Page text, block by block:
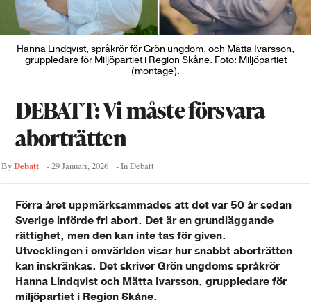
Hanna Lindqvist, språkrör för Grön ungdom, och Mätta Ivarsson,
gruppledare för Miljöpartiet i Region Skåne. Foto: Miljöpartiet
(montage).
DEBATT: Vi måste försvara
aborträtten
ByDebatt -29 Januari, 2026 - InDebatt
Förra året uppmärksammades att det var 50 år sedan
Sverige införde fri abort. Det är en grundläggande
rättighet, men den kan inte tas för given.
Utvecklingen i omvärlden visar hur snabbt aborträtten
kan inskränkas. Det skriver Grön ungdoms språkrör
Hanna Lindqvist och Mätta Ivarsson, gruppledare för
miljöpartiet i Region Skåne.